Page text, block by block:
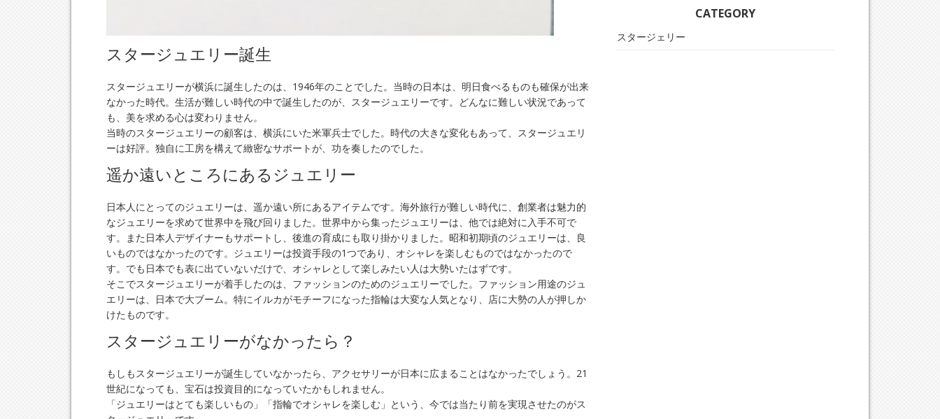
スタージュエリー誕生
スタージュエリーが横浜に誕生したのは、1946年のことでした。当時の日本は、明日食べるものも確保が出来
なかった時代。生活が難しい時代の中で誕生したのが、スタージュエリーです。どんなに難しい状況であって
も、美を求める心は変わりません。
当時のスタージュエリーの顧客は、横浜にいた米軍兵士でした。時代の大きな変化もあって、スタージュエリ
ーは好評。独自に工房を構えて緻密なサポートが、功を奏したのでした。
遥か遠いところにあるジュエリー
日本人にとってのジュエリーは、遥か遠い所にあるアイテムです。海外旅行が難しい時代に、創業者は魅力的
なジュエリーを求めて世界中を飛び回りました。世界中から集ったジュエリーは、他では絶対に入手不可で
す。また日本人デザイナーもサポートし、後進の育成にも取り掛かりました。昭和初期頃のジュエリーは、良
いものではなかったのです。ジュエリーは投資手段の1つであり、オシャレを楽しむものではなかったので
す。でも日本でも表に出ていないだけで、オシャレとして楽しみたい人は大勢いたはずです。
そこでスタージュエリーが着手したのは、ファッションのためのジュエリーでした。ファッション用途のジュ
エリーは、日本で大ブーム。特にイルカがモチーフになった指輪は大変な人気となり、店に大勢の人が押しか
けたものです。
スタージュエリーがなかったら？
もしもスタージュエリーが誕生していなかったら、アクセサリーが日本に広まることはなかったでしょう。21
世紀になっても、宝石は投資目的になっていたかもしれません。
「ジュエリーはとても楽しいもの」「指輪でオシャレを楽しむ」という、今では当たり前を実現させたのがス
CATEGORY
スタージェリー